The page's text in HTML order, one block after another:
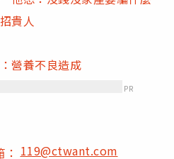
貴人
營養不良造成
PR
：119@ctwant.com